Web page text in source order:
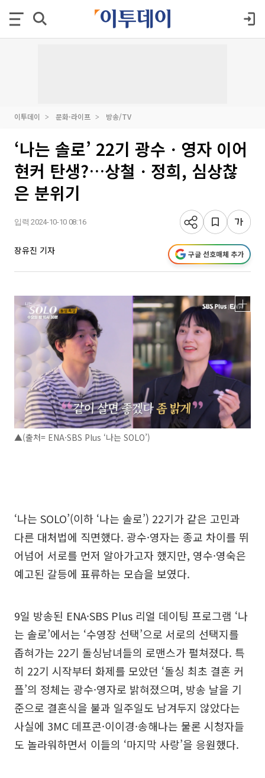
이투데이 문화·라이프 방송/TV
‘나는 솔로’ 22기 광수ㆍ영자 이어
현커 탄생?…상철ㆍ정희, 심상찮
은 분위기
입력 2024-10-10 08:16
장유진 기자 구글 선호매체 추가
▲(출처= ENA·SBS Plus ‘나는 SOLO’)
‘나는 SOLO’(이하 ‘나는 솔로’) 22기가 같은 고민과
다른 대처법에 직면했다. 광수·영자는 종교 차이를 뛰
어넘어 서로를 먼저 알아가고자 했지만, 영수·영숙은
예고된 갈등에 표류하는 모습을 보였다.
9일 방송된 ENA·SBS Plus 리얼 데이팅 프로그램 ‘나
는 솔로’에서는 ‘수영장 선택’으로 서로의 선택지를
좁혀가는 22기 돌싱남녀들의 로맨스가 펼쳐졌다. 특
히 22기 시작부터 화제를 모았던 ‘돌싱 최초 결혼 커
플’의 정체는 광수·영자로 밝혀졌으며, 방송 날을 기
준으로 결혼식을 불과 일주일도 남겨두지 않았다는
사실에 3MC 데프콘·이이경·송해나는 물론 시청자들
도 놀라워하면서 이들의 ‘마지막 사랑’을 응원했다.